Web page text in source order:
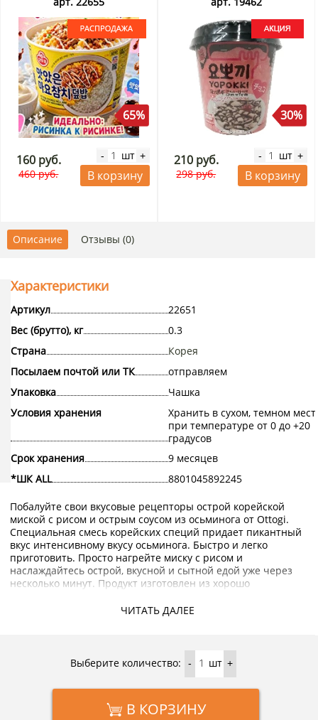
65%
160 руб.
460 руб.
- шт +
В корзину
30%
210 руб.
298 руб.
- шт +
В корзину
Описание Отзывы (0)
ЧИТАТЬ ДАЛЕЕ
Характеристики
Артикул
22651
Вес (брутто), кг
0.3
Страна
Корея
Посылаем почтой или ТК
отправляем
Упаковка
Чашка
Условия хранения
Хранить в сухом, темном
при температуре от 0 до +20
градусов
Срок хранения
9 месяцев
*ШК ALL
8801045892245
Побалуйте свои вкусовые рецепторы острой корейской
миской с рисом и острым соусом из осьминога от Ottogi.
Специальная смесь корейских специй придает пикантный
вкус интенсивному вкусу осьминога. Быстро и легко
приготовить. Просто нагрейте миску с рисом и
наслаждайтесь острой, вкусной и сытной едой уже через
несколько минут. Продукт изготовлен из хорошо
другими свежими ингредиентами под строгим контролем
Купить Готовый рис с острым соусом из осьминога
Оттоги/Ottogi можно в интернет-магазине KorShop.ru с
доставкой по Москве и Санкт-Петербургу, а также по
Выберите количество: - шт +
В КОРЗИНУ